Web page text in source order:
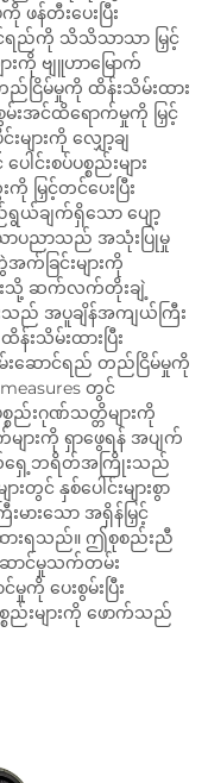
န်တီးပေးပြီး
င်ရည်ကို သိသိသာသာ မြှင့်
ကို ဗျူဟာမြောက်
တည်ငြိမ်မှုကို ထိန်းသိမ်းထား
စွမ်းအင်ထိရောက်မှုကို မြှင့်
ျားကို လျှော့ချ
းစပ်ပစ္စည်းများ
မြှင့်တင်ပေးပြီး
ယ်ချက်ရှိသော ပျော့
နီယာပညာသည် အသုံးပြုမှု
က်ခြင်းများကို
ားသို့ ဆက်လက်တိုးချဲ့
သည် အပူချိန်အကျယ်ကြီး
သိမ်းထားပြီး
မ်းဆောင်ရည် တည်ငြိမ်မှုကို
တွင်
ည်းဂုဏ်သတ္တိများကို
များကို ရှာဖွေရန် အပျက်
ဘယ်ရှေ့ဘရိတ်အကြိုးသည်
တွင် နှစ်ပေါင်းများစွာ
းသော အရှိန်မြှင့်
ားရသည်။ ဤစုစည်းညီ
ောင်မှုသက်တမ်း
ပေးစွမ်းပြီး
စည်းများကို ဖောက်သည်